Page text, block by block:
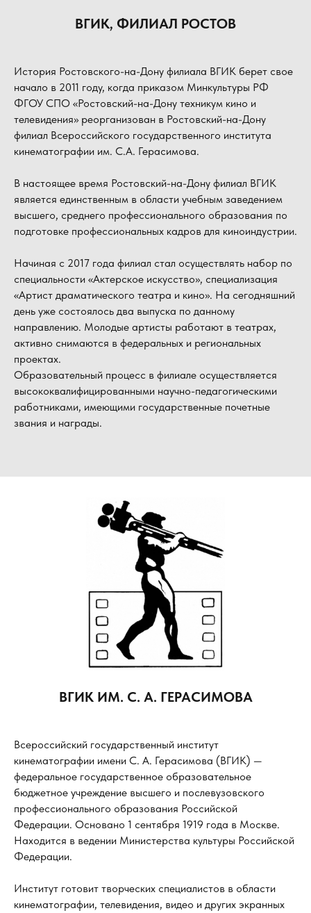
ВГИК, ФИЛИАЛ РОСТОВ
История Ростовского-на-Дону филиала ВГИК берет свое
начало в 2011 году, когда приказом Минкультуры РФ
ФГОУ СПО «Ростовский-на-Дону техникум кино и
телевидения» реорганизован в Ростовский-на-Дону
филиал Всероссийского государственного института
кинематографии им. С.А. Герасимова.
В настоящее время Ростовский-на-Дону филиал ВГИК
является единственным в области учебным заведением
высшего, среднего профессионального образования по
подготовке профессиональных кадров для киноиндустрии.
Начиная с 2017 года филиал стал осуществлять набор по
специальности «Актерское искусство», специализация
«Артист драматического театра и кино». На сегодняшний
день уже состоялось два выпуска по данному
направлению. Молодые артисты работают в театрах,
активно снимаются в федеральных и региональных
проектах.
Образовательный процесс в филиале осуществляется
высококвалифицированными научно-педагогическими
работниками, имеющими государственные почетные
звания и награды.
ВГИК ИМ. С. А. ГЕРАСИМОВА
Всероссийский государственный институт
кинематографии имени С. А. Герасимова (ВГИК) —
федеральное государственное образовательное
бюджетное учреждение высшего и послевузовского
профессионального образования Российской
Федерации. Основано 1 сентября 1919 года в Москве.
Находится в ведении Министерства культуры Российской
Федерации.
Институт готовит творческих специалистов в области
кинематографии, телевидения, видео и других экранных